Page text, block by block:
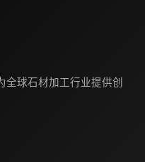
全球石材加工行业提供创